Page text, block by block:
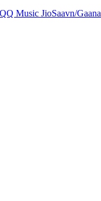
QQ Music JioSaavn/Gaana